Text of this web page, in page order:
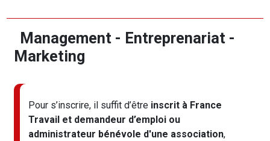
Management - Entreprenariat -
Marketing
Pour s’inscrire, il suffit d’être inscrit à France
Travail et demandeur d’emploi ou
administrateur bénévole d'une association,